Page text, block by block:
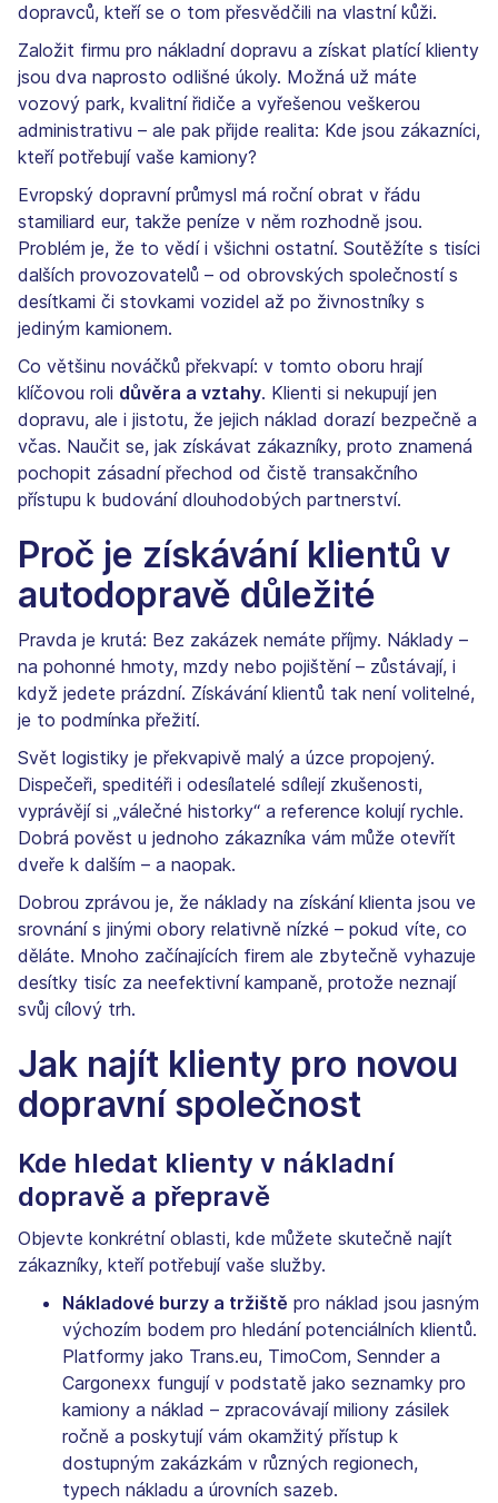
dopravců, kteří se o tom přesvědčili na vlastní kůži.
Založit firmu pro nákladní dopravu a získat platící klienty
jsou dva naprosto odlišné úkoly. Možná už máte
vozový park, kvalitní řidiče a vyřešenou veškerou
administrativu – ale pak přijde realita: Kde jsou zákazníci,
kteří potřebují vaše kamiony?
Evropský dopravní průmysl má roční obrat v řádu
stamiliard eur, takže peníze v něm rozhodně jsou.
Problém je, že to vědí i všichni ostatní. Soutěžíte s tisíci
dalších provozovatelů – od obrovských společností s
desítkami či stovkami vozidel až po živnostníky s
jediným kamionem.
Co většinu nováčků překvapí: v tomto oboru hrají
klíčovou roli důvěra a vztahy. Klienti si nekupují jen
dopravu, ale i jistotu, že jejich náklad dorazí bezpečně a
včas. Naučit se, jak získávat zákazníky, proto znamená
pochopit zásadní přechod od čistě transakčního
přístupu k budování dlouhodobých partnerství.
Proč je získávání klientů v
autodopravě důležité
Pravda je krutá: Bez zakázek nemáte příjmy. Náklady –
na pohonné hmoty, mzdy nebo pojištění – zůstávají, i
když jedete prázdní. Získávání klientů tak není volitelné,
je to podmínka přežití.
Svět logistiky je překvapivě malý a úzce propojený.
Dispečeři, speditéři i odesílatelé sdílejí zkušenosti,
vyprávějí si „válečné historky“ a reference kolují rychle.
Dobrá pověst u jednoho zákazníka vám může otevřít
dveře k dalším – a naopak.
Dobrou zprávou je, že náklady na získání klienta jsou ve
srovnání s jinými obory relativně nízké – pokud víte, co
děláte. Mnoho začínajících firem ale zbytečně vyhazuje
desítky tisíc za neefektivní kampaně, protože neznají
svůj cílový trh.
Jak najít klienty pro novou
dopravní společnost
Kde hledat klienty v nákladní
dopravě a přepravě
Objevte konkrétní oblasti, kde můžete skutečně najít
zákazníky, kteří potřebují vaše služby.
Nákladové burzy a tržiště pro náklad jsou jasným
výchozím bodem pro hledání potenciálních klientů.
Platformy jako Trans.eu, TimoCom, Sennder a
Cargonexx fungují v podstatě jako seznamky pro
kamiony a náklad – zpracovávají miliony zásilek
ročně a poskytují vám okamžitý přístup k
dostupným zakázkám v různých regionech,
typech nákladu a úrovních sazeb.